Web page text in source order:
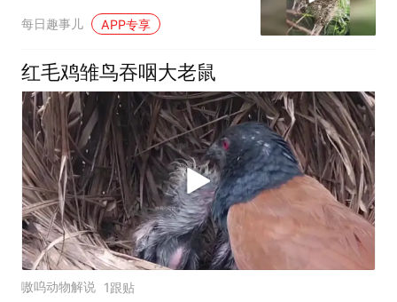
哺
每日趣事儿 APP专享
红毛鸡雏鸟吞咽大老鼠
嗷呜动物解说 1跟贴